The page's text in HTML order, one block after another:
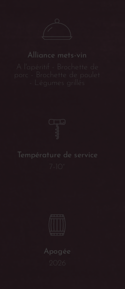
Alliance mets-vin
A l'apéritif - Brochette de
porc - Brochette de poulet
- Légumes grillés
Température de service
7-10°
Apogée
2026